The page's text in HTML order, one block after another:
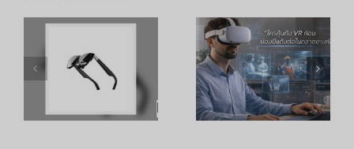
Metaverse:
โอกาสทองที่
คุณเตรียมตัว
เพิ่ม
ประสิทธิภาพ
การเรียนรู้
ของพนักงาน
ด้วย